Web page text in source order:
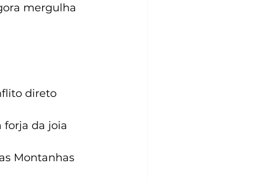
mergulha
direto
forja da joia
Montanhas